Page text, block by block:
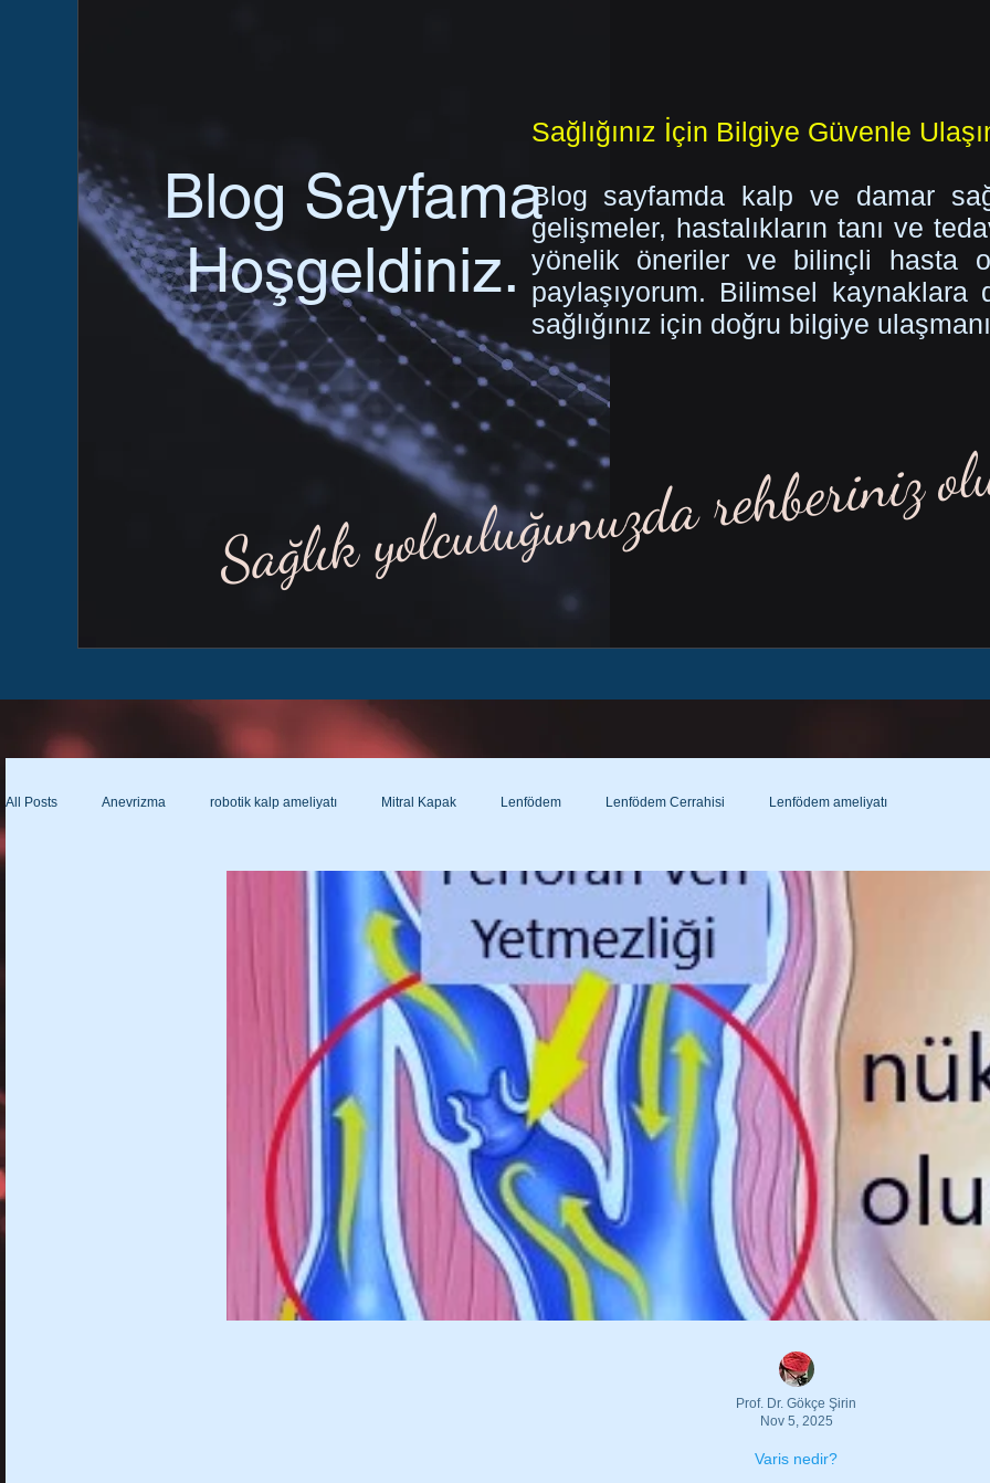
Blog Sayfama
Hoşgeldiniz.
Sağlığınız İçin Bilgiye Güvenle
Blog sayfamda kalp ve damar
gelişmeler, hastalıkların tanı ve
yönelik öneriler ve bilinçli hasta
paylaşıyorum. Bilimsel kaynaklara
sağlığınız için doğru bilgiye
Sağlık yolculuğunuzda rehberiniz
All Posts Anevrizma robotik kalp ameliyatı Mitral Kapak Lenfödem Lenfödem Cerrahisi Lenfödem ameliyatı
Lenfatikovenöz şant nedir? Lenfödem Çorabı Lenfödem Çorabı Nedir?
Lenfödem ve varis çorabı farkları? Lenfödem ve varis çorabı farkı!... Hamilelikte varis?
Hamilelikte Varis olur mu? Hamilelikte varis oluşur mu? Gebelikte Varis belirtileri?
Gebelikte Varis tedavi yöntemleri Gebelikte Varis ne zaman başlar? Gebelikte Varis neden olur?
Gebelikte varis belirtileri Gebelikte varisi artıran faktörler? Gebelikte varis önlenebilir mi?
Varis nedir?
Prof. Dr. Gökçe Şirin
Nov 5, 2025